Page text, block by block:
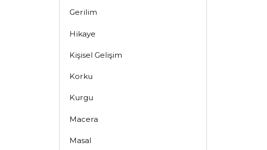
Gerilim
Hikaye
Kişisel Gelişim
Korku
Kurgu
Macera
Masal